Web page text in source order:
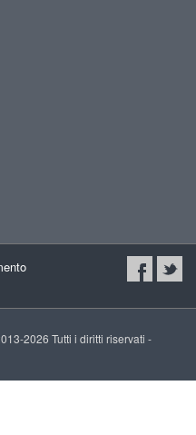
2026 Tutti i diritti riservati -